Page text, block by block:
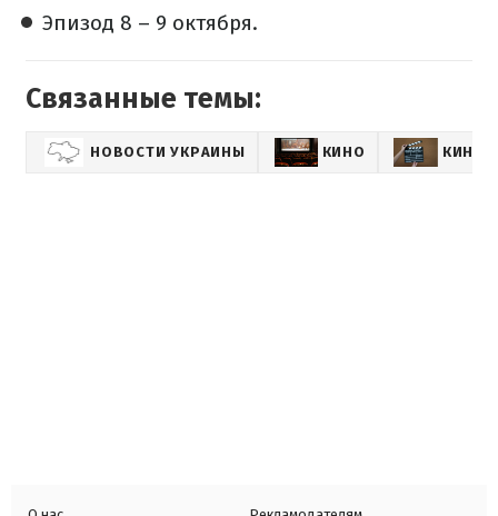
Эпизод 8 – 9 октября.
Связанные темы:
НОВОСТИ УКРАИНЫ КИНО